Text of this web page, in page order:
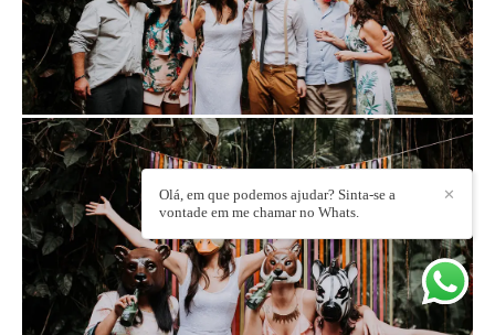
✕
Olá, em que podemos ajudar? Sinta-se a
vontade em me chamar no Whats.